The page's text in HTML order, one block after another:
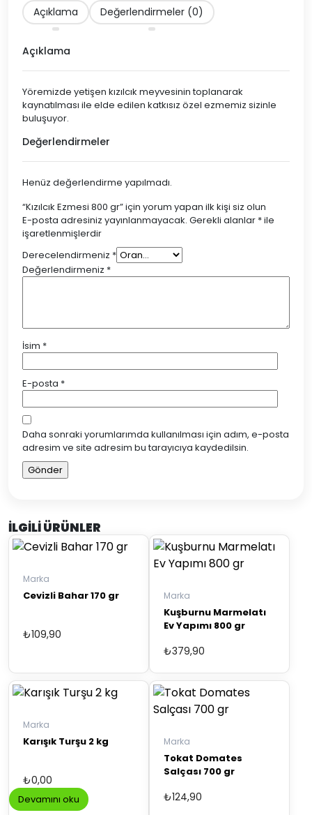
Açıklama Değerlendirmeler (0)
Açıklama
Yöremizde yetişen kızılcık meyvesinin toplanarak
kaynatılması ile elde edilen katkısız özel ezmemiz sizinle
buluşuyor.
Değerlendirmeler
Henüz değerlendirme yapılmadı.
“Kızılcık Ezmesi 800 gr” için yorum yapan ilk kişi siz olun
E-posta adresiniz yayınlanmayacak. Gerekli alanlar *ile
işaretlenmişlerdir
Derecelendirmeniz *
Değerlendirmeniz *
İsim *
E-posta *
Daha sonraki yorumlarımda kullanılması için adım, e-posta
adresim ve site adresim bu tarayıcıya kaydedilsin.
İLGILI ÜRÜNLER
Marka
Cevizli Bahar 170 gr
₺109,90
Marka
Kuşburnu Marmelatı
Ev Yapımı 800 gr
₺379,90
Marka
Karışık Turşu 2 kg
₺0,00
Devamını oku
Marka
Tokat Domates
Salçası 700 gr
₺124,90